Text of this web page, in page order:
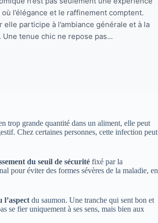
l’élégance et le raffinement comptent.
participe à l’ambiance générale et à la
tenue chic ne repose pas...
trop grande quantité dans un aliment, elle peut
Chez certaines personnes, cette infection peut
du seuil de sécurité fixé par la
pour éviter des formes sévères de la maladie, en
l’aspect du saumon. Une tranche qui sent bon et
se fier uniquement à ses sens, mais bien aux